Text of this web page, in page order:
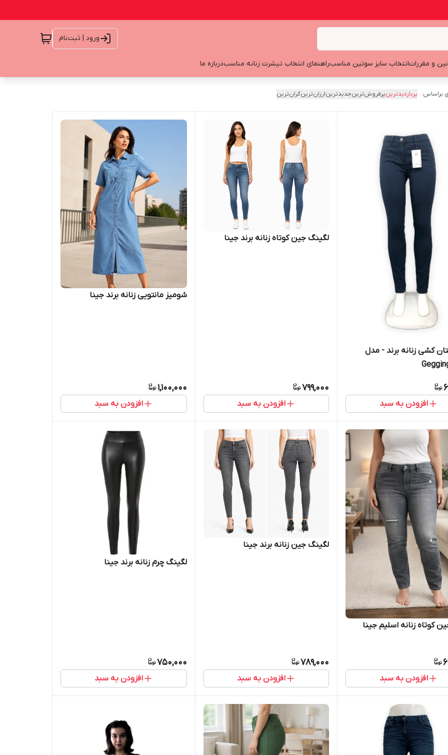
ورود | ثبت‌نام
و مقرراتانتخاب سایز سوتین مناسبراهنمای انتخاب تیشرت زنانه مناسبدرباره ما
براساس: پربازدیدترینپرفروش‌ترینجدیدترینارزان‌ترینگران‌ترین
کشی زنانه برند - مدل
افزودن به سبد
لگینگ جین کوتاه زنانه برند جینا
799,000
افزودن به سبد
شومیز مانتویی زنانه برند جینا
1,100,000
افزودن به سبد
کوتاه زنانه اسلیم جینا
افزودن به سبد
لگینگ جین زنانه برند جینا
789,000
افزودن به سبد
لگینگ چرم زنانه برند جینا
750,000
افزودن به سبد